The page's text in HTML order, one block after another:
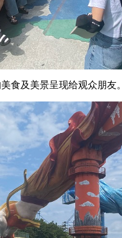
食及美景呈现给观众朋友。